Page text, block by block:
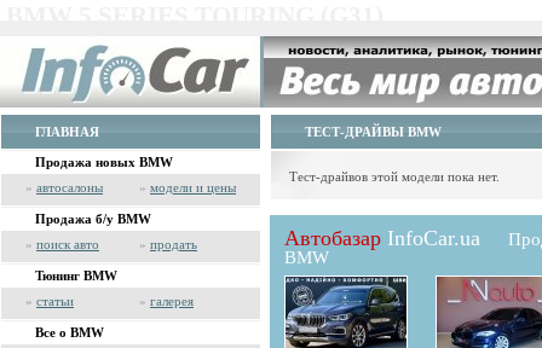
ГЛАВНАЯ
Продажа новых BMW
» автосалоны » модели и цены
Продажа б/у BMW
» поиск авто » продать
Тюнинг BMW
» статьи » галерея
Все о BMW
ТЕСТ-ДРАЙВЫ BMW
Тест-драйвов этой модели пока нет.
Автобазар InfoCar.ua
BMW